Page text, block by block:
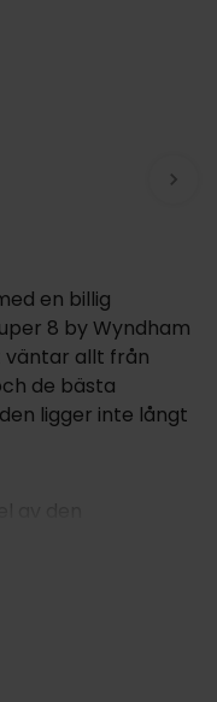
en billig
8 by Wyndham
väntar allt från
de bästa
ligger inte långt
som är känd
och
är en
och här kan